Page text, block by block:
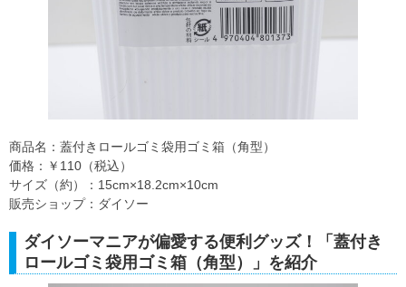
商品名：蓋付きロールゴミ袋用ゴミ箱（角型）
価格：￥110（税込）
サイズ（約）：15cm×18.2cm×10cm
販売ショップ：ダイソー
ダイソーマニアが偏愛する便利グッズ！「蓋付き
ロールゴミ袋用ゴミ箱（角型）」を紹介